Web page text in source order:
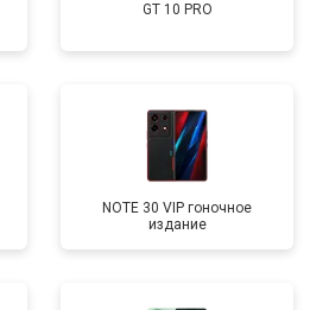
GT 10 PRO
NOTE 30 VIP гоночное
издание